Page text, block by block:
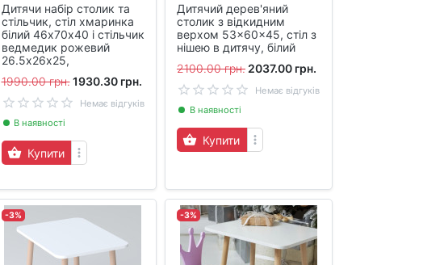
Дитячи набір столик та
стільчик, стіл хмаринка
білий 46х70х40 і стільчик
ведмедик рожевий
26.5х26х25,
1990.00 грн. 1930.30 грн.
Немає відгуків
В наявності
Купити
Дитячий дерев'яний
столик з відкидним
верхом 53×60×45, стіл з
нішею в дитячу, білий
2100.00 грн. 2037.00 грн.
Немає відгуків
В наявності
Купити
-3% -3%